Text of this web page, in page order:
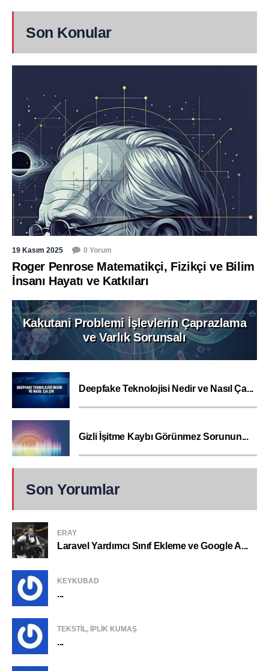
Son Konular
19 Kasım 2025 0 Yorum
Roger Penrose Matematikçi, Fizikçi ve Bilim
İnsanı Hayatı ve Katkıları
Kakutani Problemi İşlevlerin Çaprazlama
ve Varlık Sorunsalı
Deepfake Teknolojisi Nedir ve Nasıl Ça...
Gizli İşitme Kaybı Görünmez Sorunun...
Son Yorumlar
ERAY
Laravel Yardımcı Sınıf Ekleme ve Google A...
KEYKUBAD
...
TEKSTIL, IPLIK KUMAŞ
...